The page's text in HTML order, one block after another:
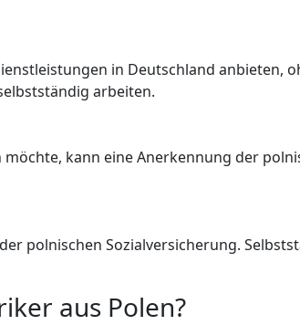
in Deutschland anbieten,
arbeiten.
kann eine Anerkennung der
polnischen Sozialversicherung.
aus Polen?